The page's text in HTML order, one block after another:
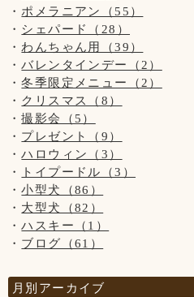
※ドッグランのご利用は安全の
ております。
【写真について】
Upしています、お写真はトリマ
ご来店頂きました全てのわんち
せんのでご了承くださいませ。
ポメラニアン（55）
シェパード（28）
わんちゃん用（39）
バレンタインデー（2）
冬季限定メニュー（2）
クリスマス（8）
撮影会（5）
プレゼント（9）
ハロウィン（3）
トイプードル（3）
小型犬（86）
大型犬（82）
ハスキー（1）
ブログ（61）
月別アーカイブ